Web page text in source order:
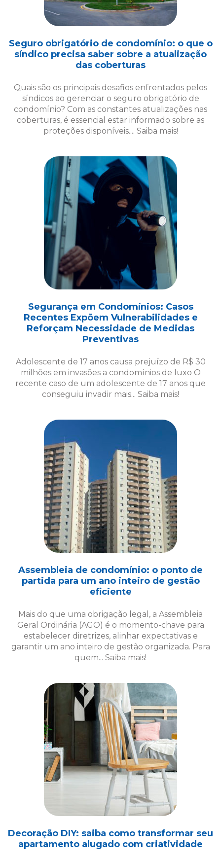
Seguro obrigatório de condomínio: o que o
síndico precisa saber sobre a atualização
das coberturas
Quais são os principais desafios enfrentados pelos
síndicos ao gerenciar o seguro obrigatório de
condomínio? Com as constantes atualizações nas
coberturas, é essencial estar informado sobre as
proteções disponíveis.... Saiba mais!
Segurança em Condomínios: Casos
Recentes Expõem Vulnerabilidades e
Reforçam Necessidade de Medidas
Preventivas
Adolescente de 17 anos causa prejuízo de R$ 30
milhões em invasões a condomínios de luxo O
recente caso de um adolescente de 17 anos que
conseguiu invadir mais... Saiba mais!
Assembleia de condomínio: o ponto de
partida para um ano inteiro de gestão
eficiente
Mais do que uma obrigação legal, a Assembleia
Geral Ordinária (AGO) é o momento-chave para
estabelecer diretrizes, alinhar expectativas e
garantir um ano inteiro de gestão organizada. Para
quem... Saiba mais!
Decoração DIY: saiba como transformar seu
apartamento alugado com criatividade